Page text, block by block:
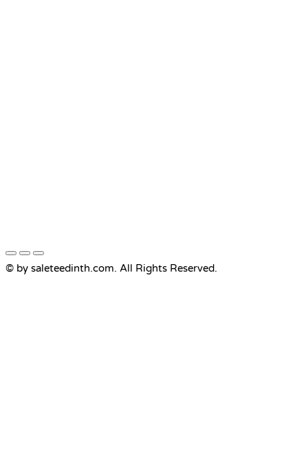
© by saleteedinth.com. All Rights Reserved.